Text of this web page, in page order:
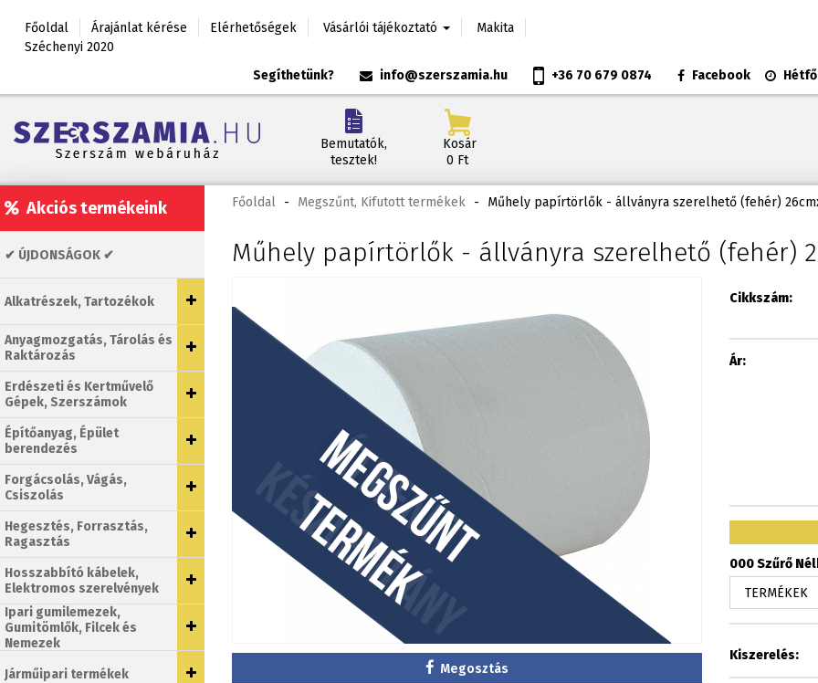
Főoldal Árajánlat kérése Elérhetőségek Vásárlói tájékoztató
Makita
Széchenyi 2020
Segíthetünk? info@szerszamia.hu +36 70 679 0874 Facebook
Bemutatók,
tesztek!
Kosár
0 Ft
Akciós termékeink
✔ ÚJDONSÁGOK ✔
Alkatrészek, Tartozékok
Anyagmozgatás, Tárolás és
Raktározás
Erdészeti és Kertművelő
Gépek, Szerszámok
Építőanyag, Épület
berendezés
Forgácsolás, Vágás,
Csiszolás
Hegesztés, Forrasztás,
Ragasztás
Hosszabbító kábelek,
Elektromos szerelvények
Ipari gumilemezek,
Gumitömlők, Filcek és
Nemezek
Járműipari termékek
Főoldal - Megszűnt, Kifutott termékek - Műhely papírtörlők - állványra szerelhető (fehér)
Műhely papírtörlők - állványra szerelhető (fehér)
Megosztás
Cikkszám:
Ár:
000 Szűrő
Kiszerelés: